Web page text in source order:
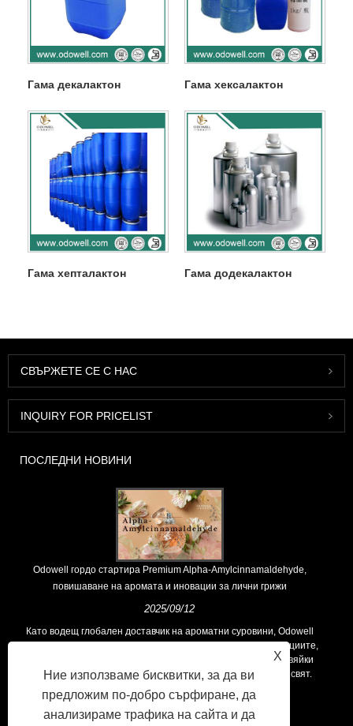
Гама декалактон Гама хексалактон
Гама хепталактон Гама додекалактон
СВЪРЖЕТЕ СЕ С НАС
INQUIRY FOR PRICELIST
ПОСЛЕДНИ НОВИНИ
Odowell гордо стартира Premium Alpha-Amylcinnamaldehyde,
повишаване на аромата и иновации за лични грижи
2025/09/12
Като водещ глобален доставчик на ароматни суровини, Odowell
поддържа основна философия на „ориентирана към иновациите,
фокусирани върху качеството“, последователно предоставяйки
превъзходни решения за аромати на клиентите по целия свят.
X
Ние използваме бисквитки, за да ви
предложим по-добро сърфиране, да
анализираме трафика на сайта и да